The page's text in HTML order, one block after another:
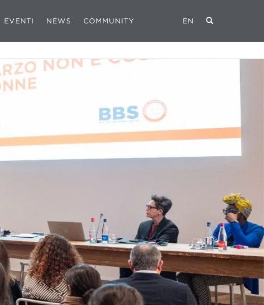
EVENTI NEWS COMMUNITY EN